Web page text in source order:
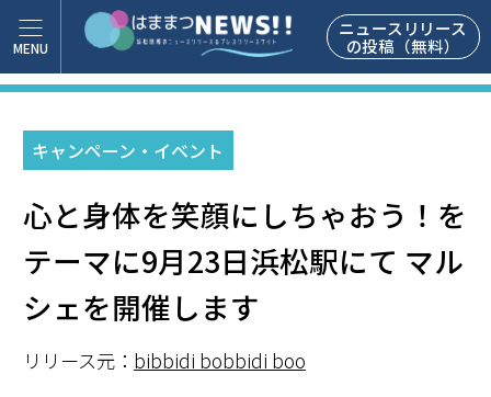
ニュースリリース
の投稿（無料）
キャンペーン・イベント
心と身体を笑顔にしちゃおう！を
テーマに9月23日浜松駅にて マル
シェを開催します
リリース元： bibbidi bobbidi boo